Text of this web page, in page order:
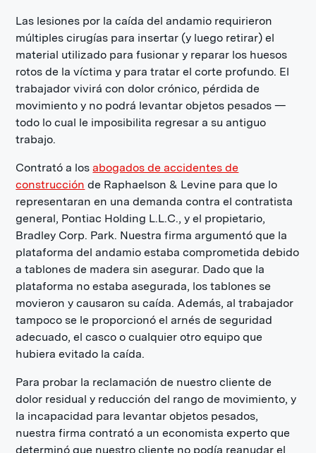
Las lesiones por la caída del andamio requirieron
múltiples cirugías para insertar (y luego retirar) el
material utilizado para fusionar y reparar los huesos
rotos de la víctima y para tratar el corte profundo. El
trabajador vivirá con dolor crónico, pérdida de
movimiento y no podrá levantar objetos pesados —
todo lo cual le imposibilita regresar a su antiguo
trabajo.
Contrató a losabogados de accidentes de
construcción de Raphaelson & Levine para que lo
representaran en una demanda contra el contratista
general, Pontiac Holding L.L.C., y el propietario,
Bradley Corp. Park. Nuestra firma argumentó que la
plataforma del andamio estaba comprometida debido
a tablones de madera sin asegurar. Dado que la
plataforma no estaba asegurada, los tablones se
movieron y causaron su caída. Además, al trabajador
tampoco se le proporcionó el arnés de seguridad
adecuado, el casco o cualquier otro equipo que
hubiera evitado la caída.
Para probar la reclamación de nuestro cliente de
dolor residual y reducción del rango de movimiento, y
la incapacidad para levantar objetos pesados,
nuestra firma contrató a un economista experto que
determinó que nuestro cliente no podía reanudar el